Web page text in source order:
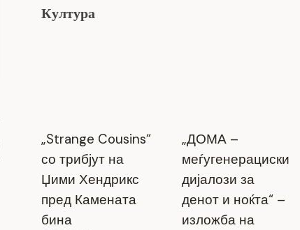
Култура
„Strange Cousins“
со трибјут на
Џими Хендрикс
пред Камената
бина
„ДОМА –
меѓугенерациски
дијалози за
денот и ноќта“ –
изложба на